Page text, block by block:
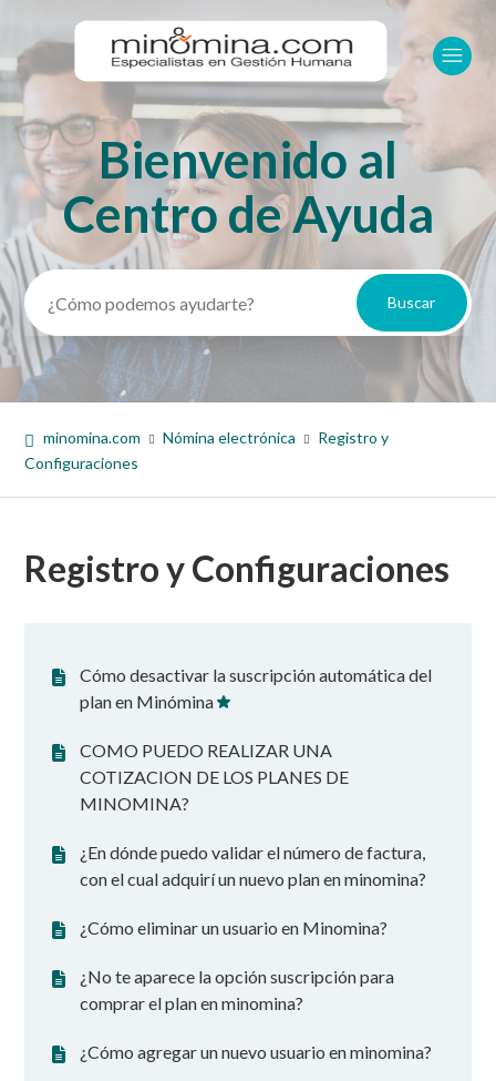
BúsquedaBienvenido al
Centro de Ayuda
minomina.com Nómina electrónica
Registro y
Configuraciones
Registro y Configuraciones
Cómo desactivar la suscripción automática del
plan en Minómina
COMO PUEDO REALIZAR UNA
COTIZACION DE LOS PLANES DE
MINOMINA?
¿En dónde puedo validar el número de factura,
con el cual adquirí un nuevo plan en minomina?
¿Cómo eliminar un usuario en Minomina?
¿No te aparece la opción suscripción para
comprar el plan en minomina?
¿Cómo agregar un nuevo usuario en minomina?